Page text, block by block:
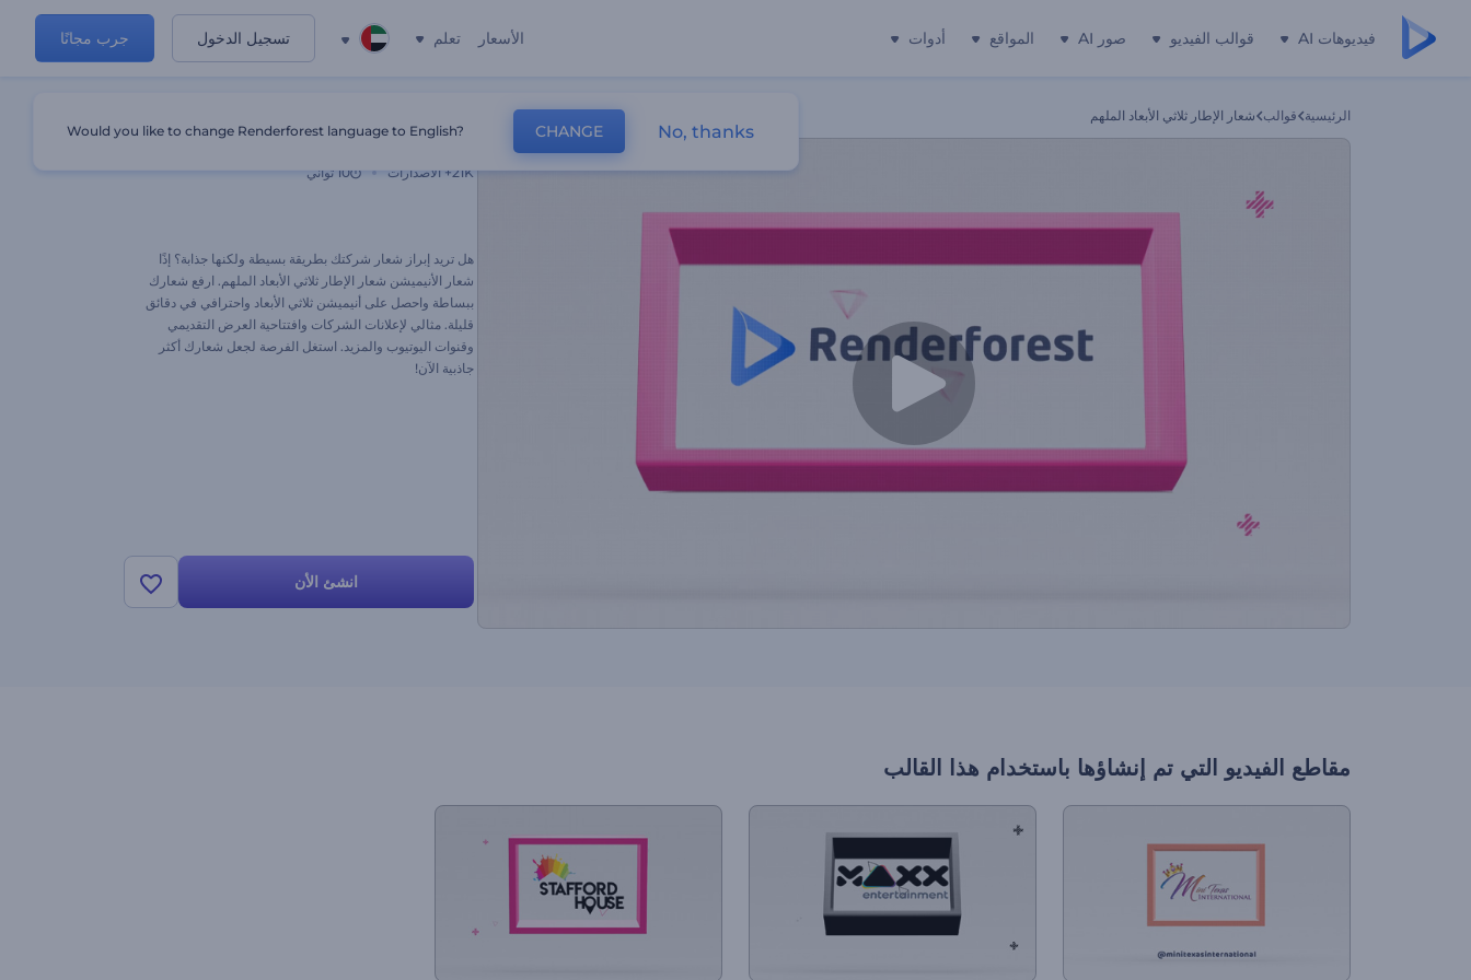
فيديوهات AI قوالب الفيديو صور AI المواقع أدوات الأسعار تعلم تسجيل الدخول جرب مجانًا
الرئيسية قوالب شعار الإطار ثلاثي الأبعاد الملهم
21K+ الاصدارات 10 ثواني
هل تريد إبراز شعار شركتك بطريقة بسيطة ولكنها جذابة؟ إذًا
شعار الأنيميشن شعار الإطار ثلاثي الأبعاد الملهم. ارفع شعارك
ببساطة واحصل على أنيميشن ثلاثي الأبعاد واحترافي في دقائق
قليلة. مثالي لإعلانات الشركات وافتتاحية العرض التقديمي
وقنوات اليوتيوب والمزيد. استغل الفرصة لجعل شعارك أكثر
جاذبية الآن!
انشئ الأن
مقاطع الفيديو التي تم إنشاؤها باستخدام هذا القالب
Would you like to change Renderforest language to English? CHANGE No, thanks